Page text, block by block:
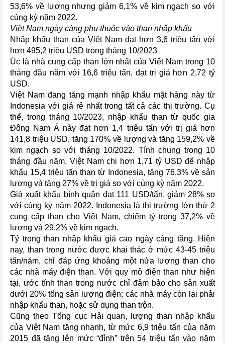
53,6% về lượng nhưng giảm 6,1% về kim ngạch so với
cùng kỳ năm 2022.
Việt Nam ngày càng phụ thuộc vào than nhập khẩu
Nhập khẩu than của Việt Nam đạt hơn 3,6 triệu tấn với
hơn 495,2 triệu USD trong tháng 10/2023
Úc là nhà cung cấp than lớn nhất của Việt Nam trong 10
tháng đầu năm với 16,6 triệu tấn, đạt trị giá hơn 2,72 tỷ
USD.
Việt Nam đang tăng mạnh nhập khẩu mặt hàng này từ
Indonesia với giá rẻ nhất trong tất cả các thị trường. Cụ
thể, trong tháng 10/2023, nhập khẩu than từ quốc gia
Đông Nam Á này đạt hơn 1,4 triệu tấn với trị giá hơn
141,8 triệu USD, tăng 170% về lượng và tăng 159,2% về
kim ngạch so với tháng 10/2022. Tính chung trong 10
tháng đầu năm, Việt Nam chi hơn 1,71 tỷ USD để nhập
khẩu 15,4 triệu tấn than từ Indonesia, tăng 76,3% về sản
lượng và tăng 27% về trị giá so với cùng kỳ năm 2022.
Giá xuất khẩu bình quân đạt 111 USD/tấn, giảm 28% so
với cùng kỳ năm 2022. Indonesia là thị trường lớn thứ 2
cung cấp than cho Việt Nam, chiếm tỷ trọng 37,2% về
lượng và 29,2% về kim ngạch.
Tỷ trọng than nhập khẩu giá cao ngày càng tăng. Hiện
nay, than trong nước được khai thác ở mức 43-45 triệu
tấn/năm, chỉ đáp ứng khoảng một nửa lượng than cho
các nhà máy điện than. Với quy mô điện than như hiện
tại, ước tính than trong nước chỉ đảm bảo cho sản xuất
dưới 20% tổng sản lượng điện; các nhà máy còn lại phải
nhập khẩu than, hoặc sử dụng than trộn.
Cũng theo Tổng cục Hải quan, lượng than nhập khẩu
của Việt Nam tăng nhanh, từ mức 6,9 triệu tấn của năm
2015 đã tăng lên mức “đỉnh” trên 54 triệu tấn vào năm